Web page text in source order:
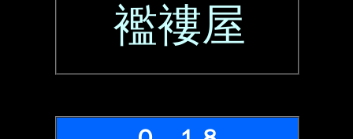
襤褸屋